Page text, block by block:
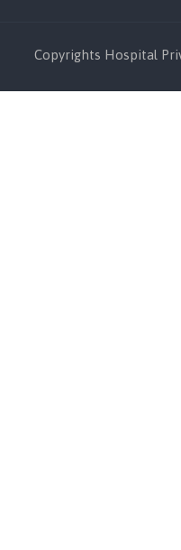
Copyrights Hospital